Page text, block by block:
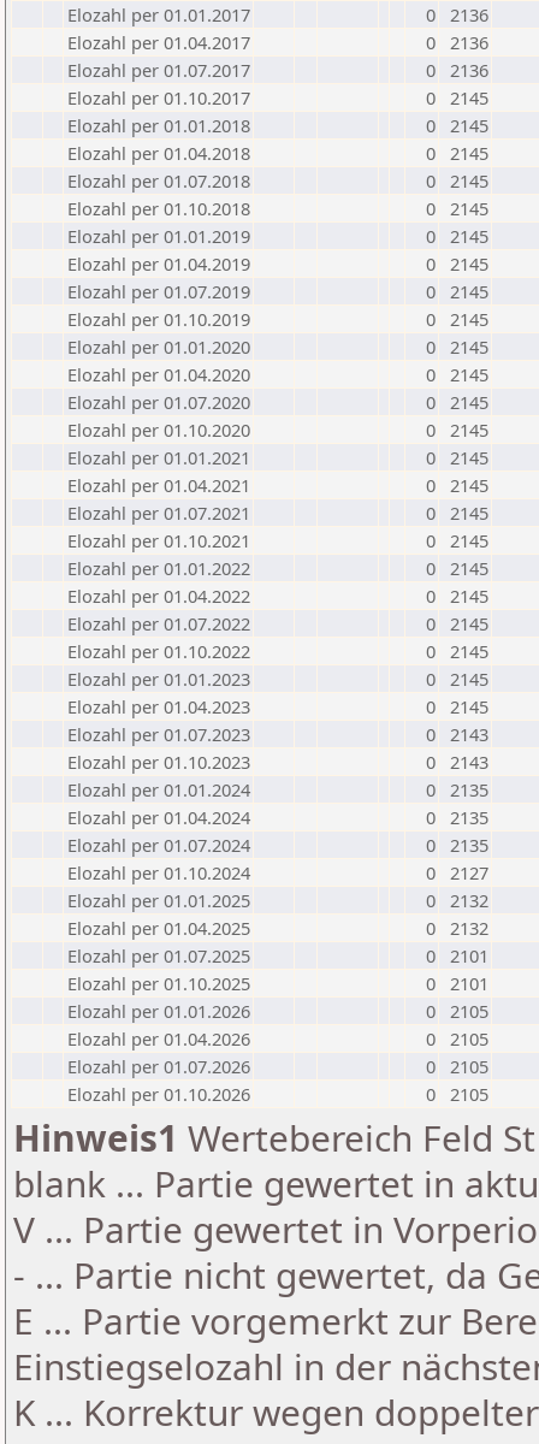
Elozahl per 01.01.2017
0 2136
Elozahl per 01.04.2017
0 2136
Elozahl per 01.07.2017
0 2136
Elozahl per 01.10.2017
0 2145
Elozahl per 01.01.2018
0 2145
Elozahl per 01.04.2018
0 2145
Elozahl per 01.07.2018
0 2145
Elozahl per 01.10.2018
0 2145
Elozahl per 01.01.2019
0 2145
Elozahl per 01.04.2019
0 2145
Elozahl per 01.07.2019
0 2145
Elozahl per 01.10.2019
0 2145
Elozahl per 01.01.2020
0 2145
Elozahl per 01.04.2020
0 2145
Elozahl per 01.07.2020
0 2145
Elozahl per 01.10.2020
0 2145
Elozahl per 01.01.2021
0 2145
Elozahl per 01.04.2021
0 2145
Elozahl per 01.07.2021
0 2145
Elozahl per 01.10.2021
0 2145
Elozahl per 01.01.2022
0 2145
Elozahl per 01.04.2022
0 2145
Elozahl per 01.07.2022
0 2145
Elozahl per 01.10.2022
0 2145
Elozahl per 01.01.2023
0 2145
Elozahl per 01.04.2023
0 2145
Elozahl per 01.07.2023
0 2143
Elozahl per 01.10.2023
0 2143
Elozahl per 01.01.2024
0 2135
Elozahl per 01.04.2024
0 2135
Elozahl per 01.07.2024
0 2135
Elozahl per 01.10.2024
0 2127
Elozahl per 01.01.2025
0 2132
Elozahl per 01.04.2025
0 2132
Elozahl per 01.07.2025
0 2101
Elozahl per 01.10.2025
0 2101
Elozahl per 01.01.2026
0 2105
Elozahl per 01.04.2026
0 2105
Elozahl per 01.07.2026
0 2105
Elozahl per 01.10.2026
0 2105
Hinweis1 Wertebereich Feld
blank ... Partie gewertet in
V ... Partie gewertet in
- ... Partie nicht gewertet, da
E ... Partie vorgemerkt zur
Einstiegselozahl in der
K ... Korrektur wegen